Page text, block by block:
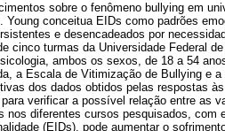
sobre o fenômeno bullying em
conceitua EIDs como padrões
e desencadeados por
cinco turmas da Universidade Federal
ambos os sexos, de 18 a 54
a Escala de Vitimização de Bullying e a
dos dados obtidos pelas respostas
verificar a possível relação entre as
diferentes cursos pesquisados, com
(EIDs), pode aumentar o